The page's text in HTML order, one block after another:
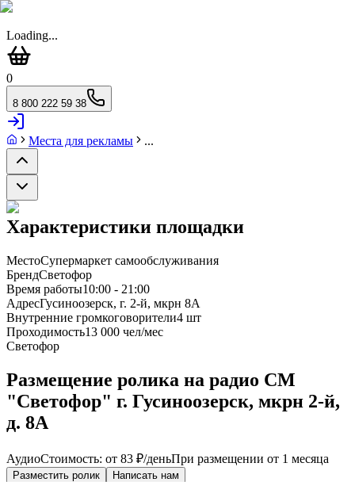
Loading...
0
8 800 222 59 38
Места для рекламы ...
Характеристики площадки
МестоСупермаркет самообслуживания
БрендСветофор
Время работы10:00 - 21:00
АдресГусиноозерск, г. 2-й, мкрн 8А
Внутренние громкоговорители4 шт
Проходимость13 000 чел/мес
Светофор
Размещение ролика на радио СМ
"Светофор" г. Гусиноозерск, мкрн 2-й,
д. 8А
АудиоСтоимость: от 83 ₽/деньПри размещении от 1 месяца
Разместить ролик Написать нам